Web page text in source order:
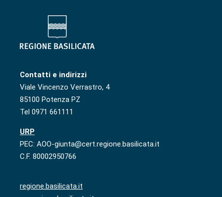
Contatti e indirizzi
Viale Vincenzo Verrastro, 4
85100 Potenza PZ
Tel 0971 661111
URP
PEC: AOO-giunta@cert.regione.basilicata.it
C.F. 80002950766
regione.basilicata.it